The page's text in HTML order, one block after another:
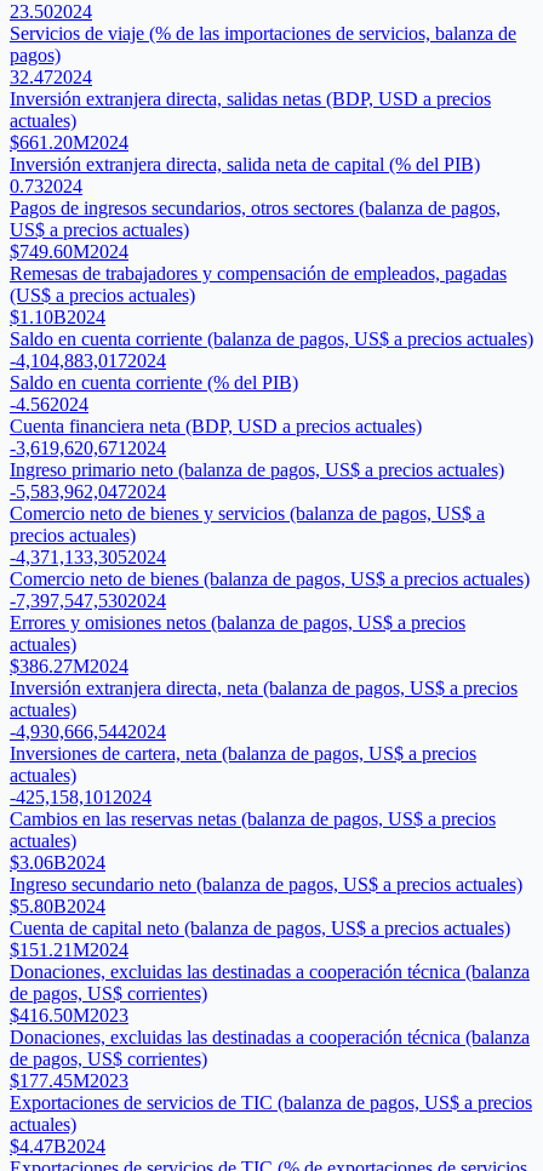
23.502024
Servicios de viaje (% de las importaciones de servicios, balanza de
pagos)
32.472024
Inversión extranjera directa, salidas netas (BDP, USD a precios
actuales)
$661.20M2024
Inversión extranjera directa, salida neta de capital (% del PIB)
0.732024
Pagos de ingresos secundarios, otros sectores (balanza de pagos,
US$ a precios actuales)
$749.60M2024
Remesas de trabajadores y compensación de empleados, pagadas
(US$ a precios actuales)
$1.10B2024
Saldo en cuenta corriente (balanza de pagos, US$ a precios actuales)
-4,104,883,0172024
Saldo en cuenta corriente (% del PIB)
-4.562024
Cuenta financiera neta (BDP, USD a precios actuales)
-3,619,620,671 2024
Ingreso primario neto (balanza de pagos, US$ a precios actuales)
-5,583,962,0472024
Comercio neto de bienes y servicios (balanza de pagos, US$ a
precios actuales)
-4,371,133,3052024
Comercio neto de bienes (balanza de pagos, US$ a precios actuales)
-7,397,547,5302024
Errores y omisiones netos (balanza de pagos, US$ a precios
actuales)
$386.27M2024
Inversión extranjera directa, neta (balanza de pagos, US$ a precios
actuales)
-4,930,666,5442024
Inversiones de cartera, neta (balanza de pagos, US$ a precios
actuales)
-425,158,101 2024
Cambios en las reservas netas (balanza de pagos, US$ a precios
actuales)
$3.06B2024
Ingreso secundario neto (balanza de pagos, US$ a precios actuales)
$5.80B2024
Cuenta de capital neto (balanza de pagos, US$ a precios actuales)
$151.21M2024
Donaciones, excluidas las destinadas a cooperación técnica (balanza
de pagos, US$ corrientes)
$416.50M2023
Donaciones, excluidas las destinadas a cooperación técnica (balanza
de pagos, US$ corrientes)
$177.45M2023
Exportaciones de servicios de TIC (balanza de pagos, US$ a precios
actuales)
$4.47B2024